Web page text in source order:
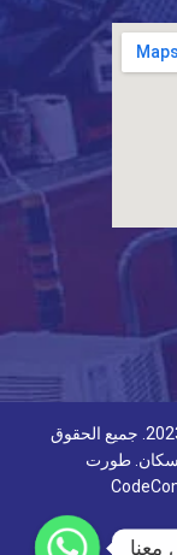
© حقوق الطبع والنشر 2023. جميع الحقوق
سكان. طورت
معنا